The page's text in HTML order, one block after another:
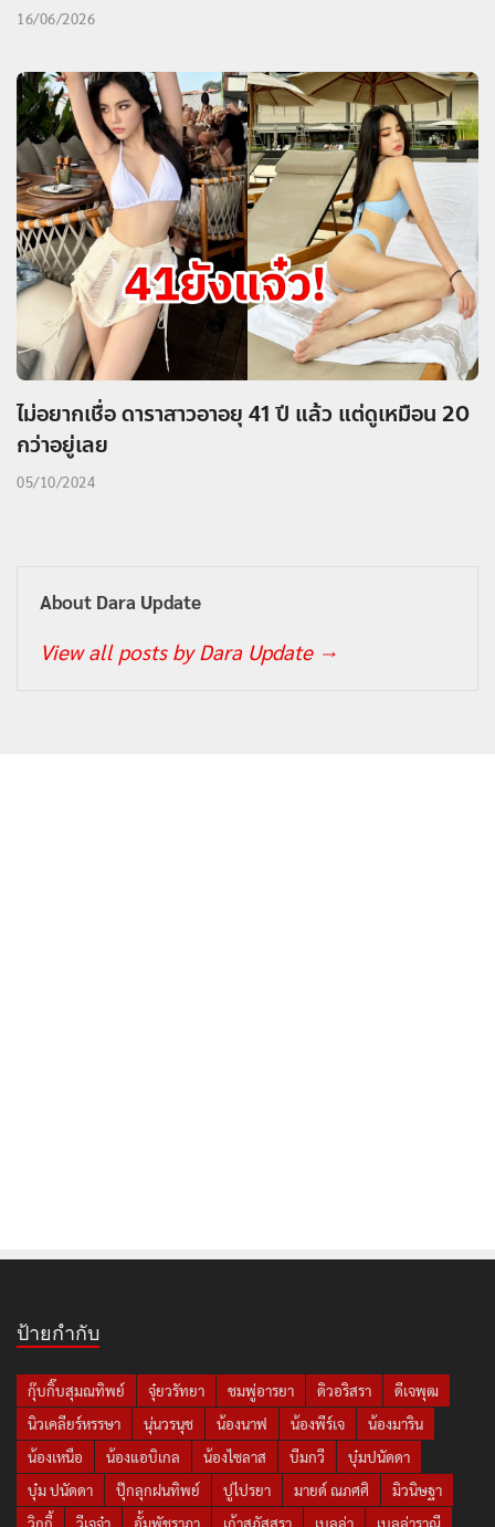
16/06/2026
ไม่อยากเชื่อ ดาราสาวอาอยุ 41 ปี แล้ว แต่ดูเหมือน 20
กว่าอยู่เลย
05/10/2024
About Dara Update
View all posts by Dara Update →
ป้ายกำกับ
กุ๊บกิ๊บสุมณทิพย์ จุ๋ยวรัทยา ชมพู่อารยา ดิวอริสรา
ดีเจพุฒ
นิวเคลียร์หรรษา
นุ่นวรนุช น้องนาฟ น้องพีร์เจ
น้องมาริน
น้องเหนือ
น้องแอบิเกล น้องไซลาส บีมกวี
บุ๋มปนัดดา
บุ๋ม ปนัดดา
ปุ๊กลุกฝนทิพย์ ปูไปรยา มายด์ ณภศศิ
มิวนิษฐา
วิกกี้
วีเจจ๋า อั้มพัชราภา เก้าสุภัสสรา เบลล่า
เบลล่าราณี